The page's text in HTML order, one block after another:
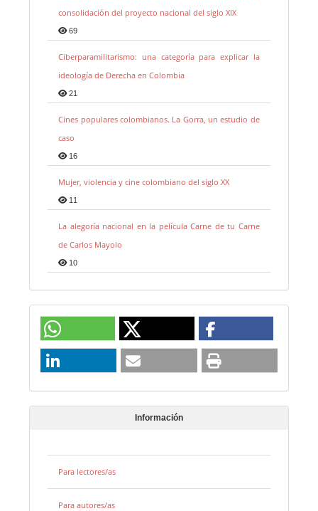
consolidación del proyecto nacional del siglo XIX
69
Ciberparamilitarismo: una categoría para explicar la
ideología de Derecha en Colombia
21
Cines populares colombianos. La Gorra, un estudio de
caso
16
Mujer, violencia y cine colombiano del siglo XX
11
La alegoría nacional en la película Carne de tu Carne
de Carlos Mayolo
10
Información
Para lectores/as
Para autores/as